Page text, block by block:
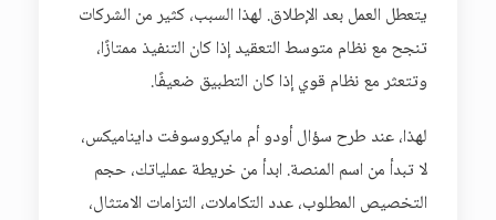
يتعطل العمل بعد الإطلاق. لهذا السبب، كثير من الشركات
تنجح مع نظام متوسط التعقيد إذا كان التنفيذ ممتازًا،
وتتعثر مع نظام قوي إذا كان التطبيق ضعيفًا.
لهذا، عند طرح سؤال أودو أم مايكروسوفت دايناميكس،
لا تبدأ من اسم المنصة. ابدأ من خريطة عملياتك، حجم
التخصيص المطلوب، عدد التكاملات، التزامات الامتثال،